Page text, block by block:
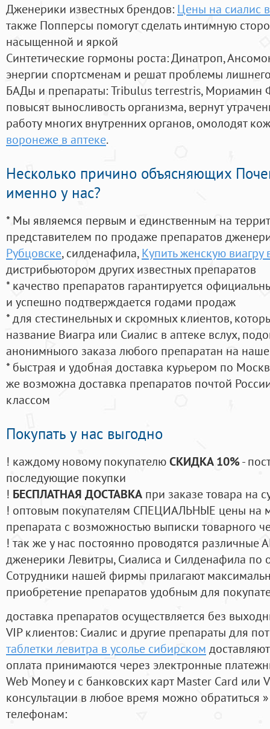
Дженерики известных брендов: Цены на сиалис
также Попперсы помогут сделать интимную
насыщенной и яркой
Синтетические гормоны роста: Динатроп,
энергии спортсменам и решат проблемы
БАДы и препараты:Tribulus terrestris, Мориамин
повысят выносливость организма, вернут
работу многих внутренних органов, омолодят
воронеже в аптеке.
Несколько причино объясняющих
именно у нас?
* Мы являемся первым и единственным на
представителем по продаже препаратов
Рубцовске, силденафила, Купить женскую виагру
дистрибьютором других известных препаратов
* качество препаратов гарантируется
и успешно подтверждается годами продаж
* для стестинельных и скромных клиентов,
название Виагра или Сиалис в аптеке вслух,
анонимныого заказа любого препаратан на
* быстрая и удобная доставка курьером по
же возможна доставка препаратов почтой
классом
Покупать у нас выгодно
! каждому новому покупателюСКИДКА 10%-
последующие покупки
! БЕСПЛАТНАЯ ДОСТАВКА при заказе товара на
! оптовым покупателям СПЕЦИАЛЬНЫЕ цены на
препарата с возможностью выписки товарного
! так же у нас постоянно проводятся
дженерики Левитры, Сиалиса и Силденафила по
Cотрудники нашей фирмы прилагают
приобретение препаратов удобным для
доставка препаратов осуществляется без
VIP клиентов: Сиалис и другие препараты для
таблетки левитра в усолье сибирском
оплата принимаются через электронные
Web Money и с банковских карт Master Card или
консультации в любое время можно обратиться
телефонам: